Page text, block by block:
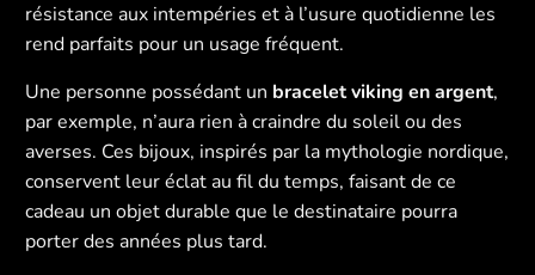
résistance aux intempéries et à l’usure quotidienne les
rend parfaits pour un usage fréquent.
Une personne possédant un bracelet viking en argent,
par exemple, n’aura rien à craindre du soleil ou des
averses. Ces bijoux, inspirés par la mythologie nordique,
conservent leur éclat au fil du temps, faisant de ce
cadeau un objet durable que le destinataire pourra
porter des années plus tard.